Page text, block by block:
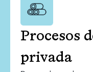
Procesos
privada